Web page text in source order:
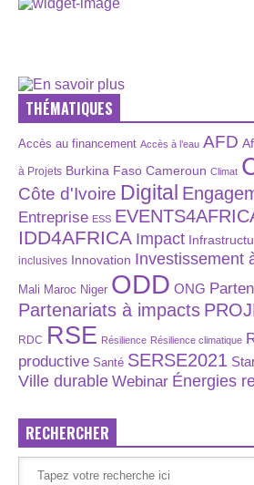
THÉMATIQUES
Accès au financement Accès à l’eau AFD
à Projets Burkina Faso Cameroun Climat
Côte d'Ivoire Digital
Entreprise ESS
IDD4AFRICA Impact
inclusives Innovation Investissement
Mali Maroc Niger ODD ONG
Partenariats à impacts
RDC RSE Résilience Résilience climatique
productive Santé SERSE2021
Ville durable Webinar Énergies
RECHERCHER